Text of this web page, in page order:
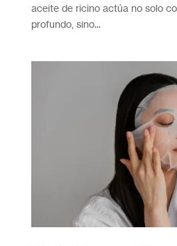
aceite de ricino actúa no solo
profundo, sino...